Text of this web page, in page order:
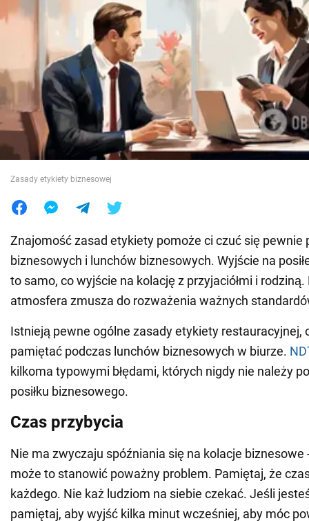
Społeczeństwo
Wojna na Ukrainie
Świat
Jedzenie
Zasady etykiety biznesowej
Znajomość zasad etykiety pomoże ci czuć się pewnie
biznesowych i lunchów biznesowych. Wyjście na
to samo, co wyjście na kolację z przyjaciółmi i
atmosfera zmusza do rozważenia ważnych
Istnieją pewne ogólne zasady etykiety restauracyjnej,
pamiętać podczas lunchów biznesowych w biurze.
kilkoma typowymi błędami, których nigdy nie należy
posiłku biznesowego.
Czas przybycia
Nie ma zwyczaju spóźniania się na kolacje biznesowe
może to stanowić poważny problem. Pamiętaj, że
każdego. Nie każ ludziom na siebie czekać. Jeśli
pamiętaj, aby wyjść kilka minut wcześniej, aby móc